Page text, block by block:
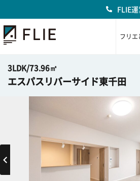
FLIE
フリエ
3LDK/73.96㎡
エスパスリバーサイド東千田